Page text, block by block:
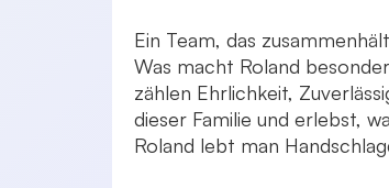
Ein Team, das zusammenhält
Was macht Roland
zählen Ehrlichkeit,
dieser Familie und erlebst,
Roland lebt man